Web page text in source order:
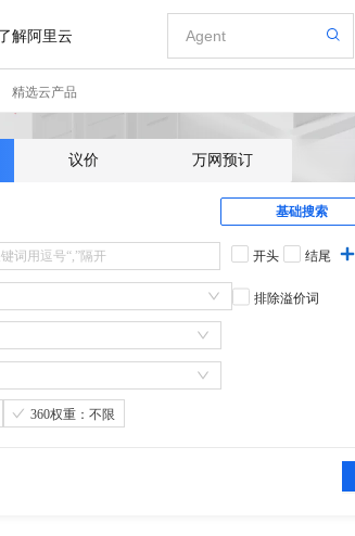
议价 万网预订
基础搜索
开头 结尾
排除溢价词
360权重：不限